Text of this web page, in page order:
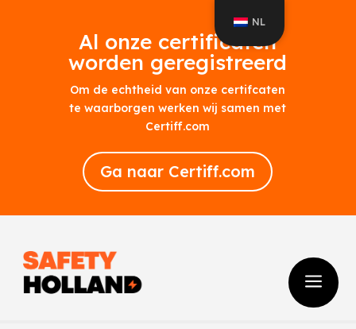
Al onze certificaten
worden geregistreerd
Om de echtheid van onze certifcaten
te waarborgen werken wij samen met
Certiff.com
Ga naar Certiff.com
a
NL